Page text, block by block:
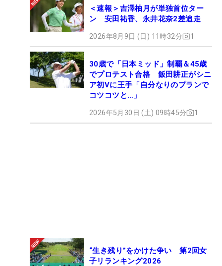
＜速報＞吉澤柚月が単独首位ター
ン 安田祐香、永井花奈2差追走
2026年8月9日 (日) 11時32分 1
30歳で「日本ミッド」制覇＆45歳
でプロテスト合格 飯田耕正がシニ
ア初Vに王手「自分なりのプランで
コツコツと…」
2026年5月30日 (土) 09時45分 1
“生き残り”をかけた争い 第2回女
子リランキング2026